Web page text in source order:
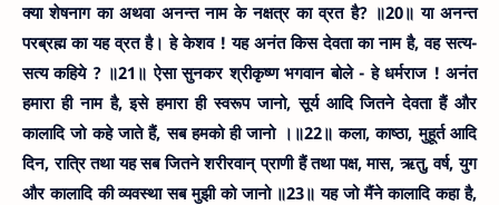
क्या शेषनाग का अथवा अनन्त नाम के नक्षत्र का व्रत है? ॥20॥ या अनन्त
परब्रह्म का यह व्रत है। हे केशव ! यह अनंत किस देवता का नाम है, वह सत्य-
सत्य कहिये ? ॥21॥ ऐसा सुनकर श्रीकृष्ण भगवान बोले - हे धर्मराज ! अनंत
हमारा ही नाम है, इसे हमारा ही स्वरूप जानो, सूर्य आदि जितने देवता हैं और
कालादि जो कहे जाते हैं, सब हमको ही जानो ।॥22॥ कला, काष्ठा, मुहूर्त आदि
दिन, रात्रि तथा यह सब जितने शरीरवान् प्राणी हैं तथा पक्ष, मास, ऋतु, वर्ष, युग
और कालादि की व्यवस्था सब मुझी को जानो ॥23॥ यह जो मैंने कालादि कहा है,